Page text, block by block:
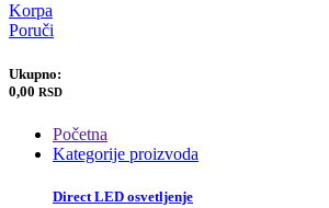
Korpa
Poruči
Ukupno:
0,00 RSD
Početna
Kategorije proizvoda
Direct LED osvetljenje